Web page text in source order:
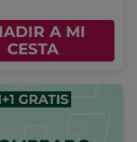
A MI
CESTA